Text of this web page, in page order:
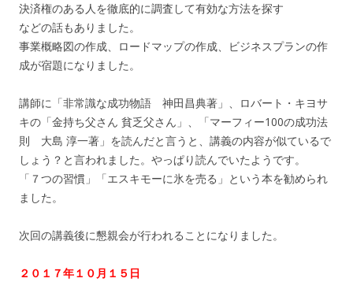
決済権のある人を徹底的に調査して有効な方法を探す
などの話もありました。
事業概略図の作成、ロードマップの作成、ビジネスプランの作
成が宿題になりました。
講師に「非常識な成功物語 神田昌典著」、ロバート・キヨサ
キの「金持ち父さん 貧乏父さん」、「マーフィー100の成功法
則 大島 淳一著」を読んだと言うと、講義の内容が似ているで
しょう？と言われました。やっぱり読んでいたようです。
「７つの習慣」「エスキモーに氷を売る」という本を勧められ
ました。
次回の講義後に懇親会が行われることになりました。
２０１７年１０月１５日